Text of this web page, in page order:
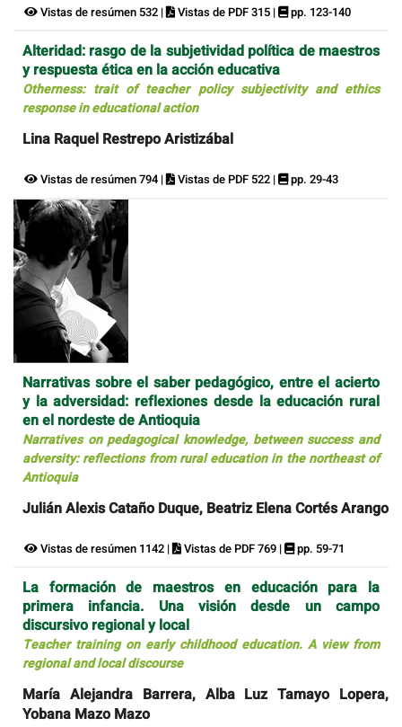
Vistas de resúmen 532 | Vistas de PDF 315 | pp. 123-140
Alteridad: rasgo de la subjetividad política de maestros
y respuesta ética en la acción educativa
Otherness: trait of teacher policy subjectivity and ethics
response in educational action
Lina Raquel Restrepo Aristizábal
Vistas de resúmen 794 | Vistas de PDF 522 | pp. 29-43
Narrativas sobre el saber pedagógico, entre el acierto
y la adversidad: reflexiones desde la educación rural
en el nordeste de Antioquia
Narratives on pedagogical knowledge, between success and
adversity: reflections from rural education in the northeast of
Antioquia
Julián Alexis Cataño Duque, Beatriz Elena Cortés Arango
Vistas de resúmen 1142 | Vistas de PDF 769 | pp. 59-71
La formación de maestros en educación para la
primera infancia. Una visión desde un campo
discursivo regional y local
Teacher training on early childhood education. A view from
regional and local discourse
María Alejandra Barrera, Alba Luz Tamayo Lopera,
Yobana Mazo Mazo